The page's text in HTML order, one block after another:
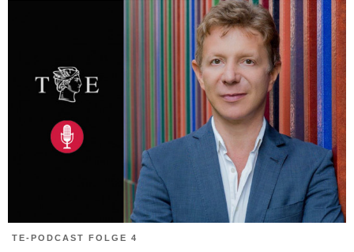
TE-PODCAST FOLGE 4